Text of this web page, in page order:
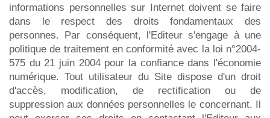
informations personnelles sur Internet doivent se faire
dans le respect des droits fondamentaux des
personnes. Par conséquent, l'Editeur s'engage à une
politique de traitement en conformité avec la loi n°2004-
575 du 21 juin 2004 pour la confiance dans l'économie
numérique. Tout utilisateur du Site dispose d'un droit
d'accès, modification, de rectification ou de
suppression aux données personnelles le concernant. Il